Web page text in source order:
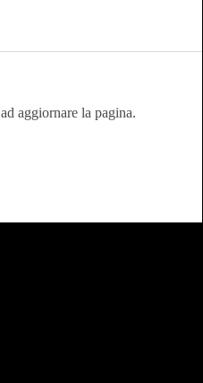
aggiornare la pagina.